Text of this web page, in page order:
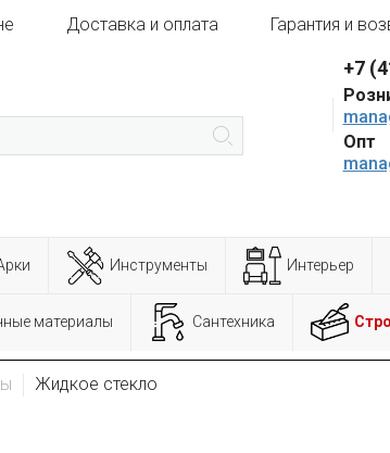
Доставка и оплата Гарантия и
+7
Опт
Инструменты Интерьер
материалы Сантехника
Жидкое стекло